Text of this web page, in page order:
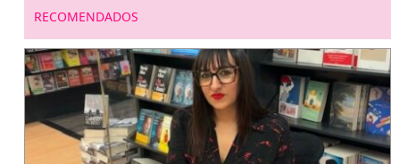
entradas
RECOMENDADOS